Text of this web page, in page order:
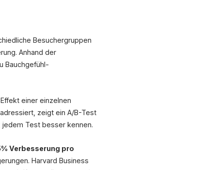
CR: 3,1%
+29% Uplift
Besuchergruppen
Anhand der
Bauchgefühl-
einer einzelnen
zeigt ein A/B-Test
Test besser kennen.
Verbesserung pro
Harvard Business